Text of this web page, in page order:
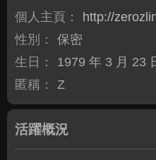
個人主頁：
http://
性別：
保密
生日：
1979 年 3 月 23
匿稱：
Z
活躍概況